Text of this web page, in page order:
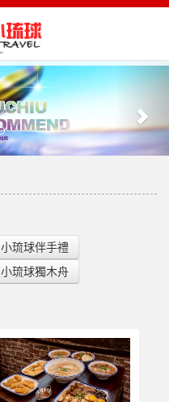
小琉球伴手禮
小琉球獨木舟